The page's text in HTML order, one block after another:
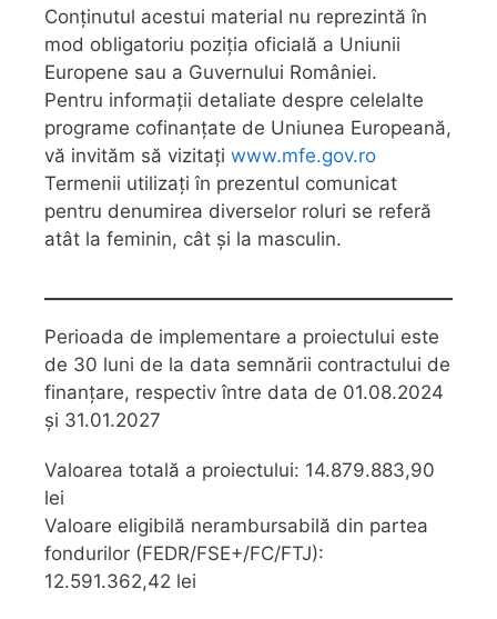
Conținutul acestui material nu reprezintă în
mod obligatoriu poziția oficială a Uniunii
Europene sau a Guvernului României.
Pentru informații detaliate despre celelalte
programe cofinanțate de Uniunea Europeană,
vă invităm să vizitați www.mfe.gov.ro
Termenii utilizați în prezentul comunicat
pentru denumirea diverselor roluri se referă
atât la feminin, cât și la masculin.
Perioada de implementare a proiectului este
de 30 luni de la data semnării contractului de
finanțare, respectiv între data de 01.08.2024
și 31.01.2027
Valoarea totală a proiectului: 14.879.883,90
lei
Valoare eligibilă nerambursabilă din partea
fondurilor (FEDR/FSE+/FC/FTJ):
12.591.362,42 lei